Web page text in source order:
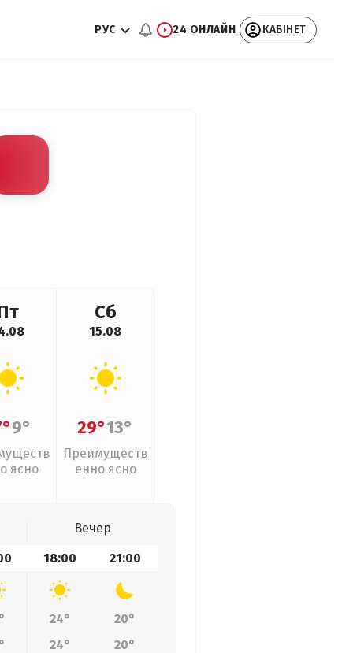
РУС 24 ОНЛАЙН КАБІНЕТ
9°
ясно
Сб
15.08
29°13°
Преимуществ
енно ясно
Вечер
18:00 21:00
24°
20°
24° 20°